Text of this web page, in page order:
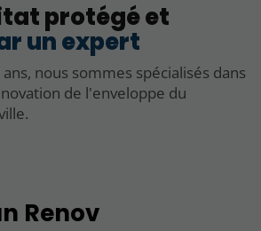
Renov
protégé et
un expert
nous sommes spécialisés dans
de l'enveloppe du